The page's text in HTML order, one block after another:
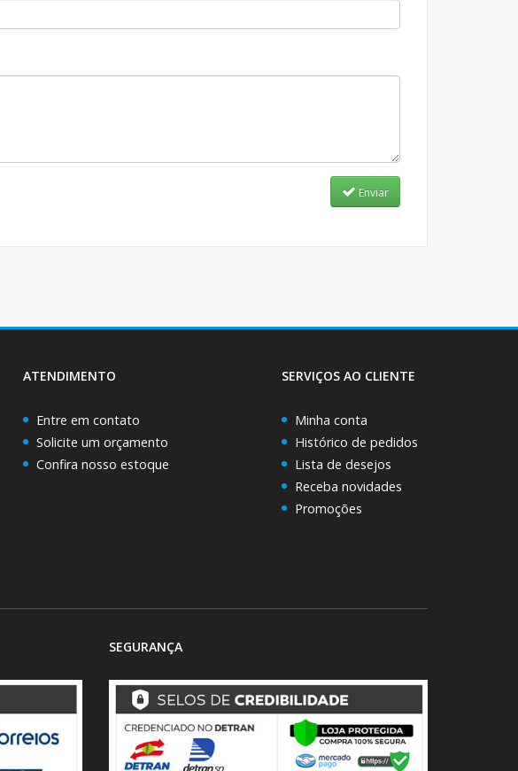
Enviar
ATENDIMENTO
Entre em contato
Solicite um orçamento
Confira nosso estoque
SERVIÇOS AO CLIENTE
Minha conta
Histórico de pedidos
Lista de desejos
Receba novidades
Promoções
SEGURANÇA